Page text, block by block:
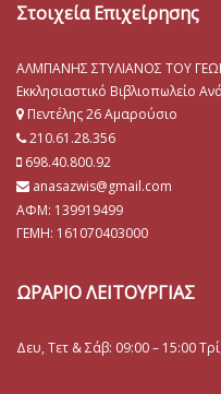
Στοιχεία Επιχείρησης
ΑΛΜΠΑΝΗΣ ΣΤΥΛΙΑΝΟΣ ΤΟΥ
Εκκλησιαστικό Βιβλιοπωλείο
Πεντέλης 26 Αμαρούσιο
210.61.28.356
698.40.800.92
anasazwis@gmail.com
ΑΦΜ: 139919499
ΓΕΜΗ: 161070403000
ΩΡΑΡΙΟ ΛΕΙΤΟΥΡΓΙΑΣ
Δευ, Τετ & Σάβ: 09:00 – 15:00